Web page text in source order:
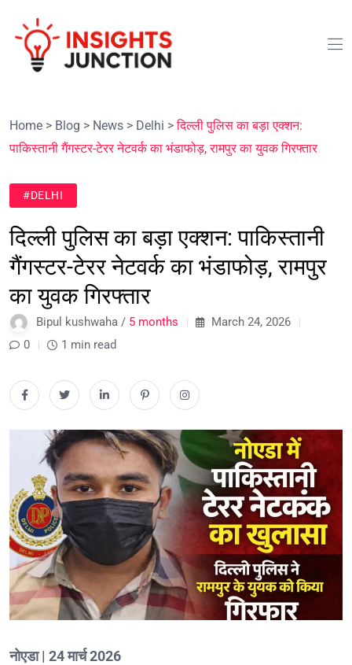
Home > Blog > News > Delhi >दिल्ली पुलिस का बड़ा एक्शन:
पाकिस्तानी गैंगस्टर-टेरर नेटवर्क का भंडाफोड़, रामपुर का युवक गिरफ्तार
#DELHI
दिल्ली पुलिस का बड़ा एक्शन: पाकिस्तानी
गैंगस्टर-टेरर नेटवर्क का भंडाफोड़, रामपुर
का युवक गिरफ्तार
Bipul kushwaha / 5 months
March 24, 2026
0
1 min read
नोएडा | 24 मार्च 2026